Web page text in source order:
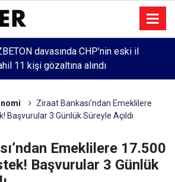
davasında CHP'nin eski il
11 kişi gözaltına alındı
Ziraat Bankası’ndan Emeklilere
Başvurular 3 Günlük Süreyle Açıldı
Emeklilere 17.500
Başvurular 3 Günlük